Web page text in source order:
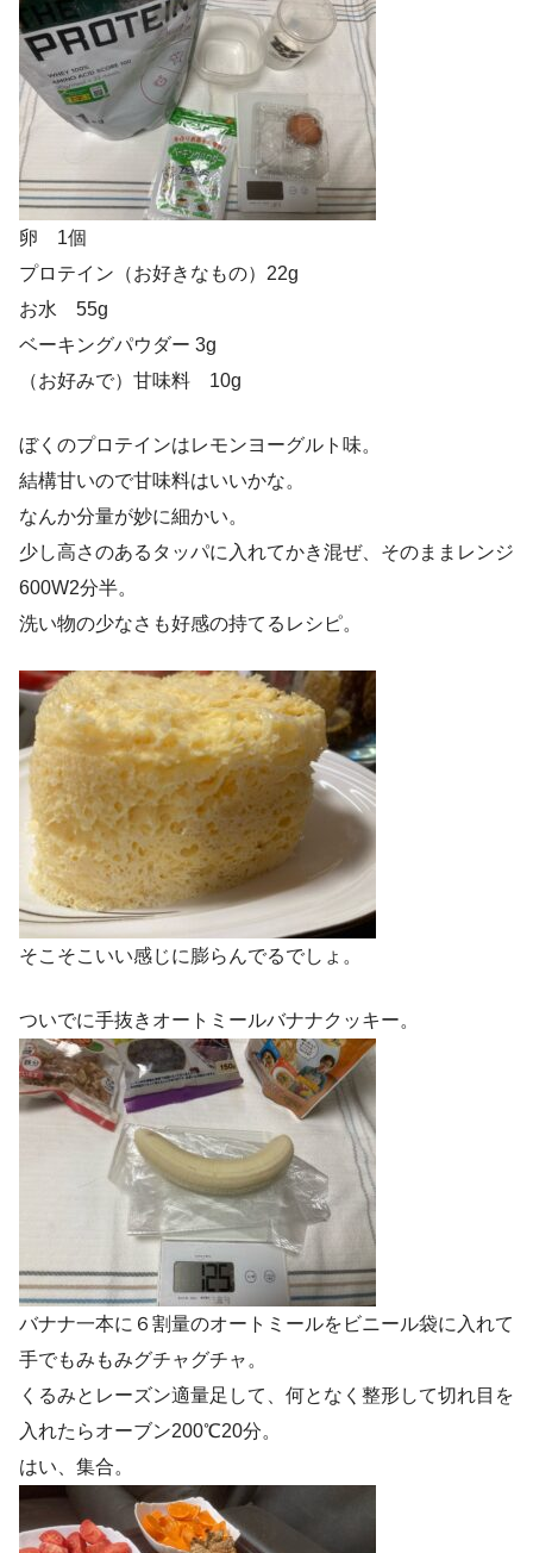
卵 1個
プロテイン（お好きなもの）22g
お水 55g
ベーキングパウダー 3g
（お好みで）甘味料 10g
ぼくのプロテインはレモンヨーグルト味。
結構甘いので甘味料はいいかな。
なんか分量が妙に細かい。
少し高さのあるタッパに入れてかき混ぜ、そのままレンジ
600W2分半。
洗い物の少なさも好感の持てるレシピ。
そこそこいい感じに膨らんでるでしょ。
ついでに手抜きオートミールバナナクッキー。
バナナ一本に６割量のオートミールをビニール袋に入れて
手でもみもみグチャグチャ。
くるみとレーズン適量足して、何となく整形して切れ目を
入れたらオーブン200℃20分。
はい、集合。